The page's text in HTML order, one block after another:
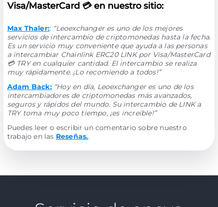
Visa/MasterCard 💳 en nuestro sitio:
Max Thaler:: “Leoexchanger es uno de los mejores
servicios de intercambio de criptomonedas hasta la fecha.
Es un servicio muy conveniente que ayuda a las personas
a intercambiar Chainlink ERC20 LINK por Visa/MasterCard
💳 TRY en cualquier cantidad. El intercambio se realiza
muy rápidamente. ¡Lo recomiendo a todos!”
Adam Back: “Hoy en día, Leoexchanger es uno de los
intercambiadores de criptomonedas más avanzados,
seguros y rápidos del mundo. Su intercambio de LINK a
TRY toma muy poco tiempo, ¡es increíble!”
Puedes leer o escribir un comentario sobre nuestro
trabajo en las Reseñas..